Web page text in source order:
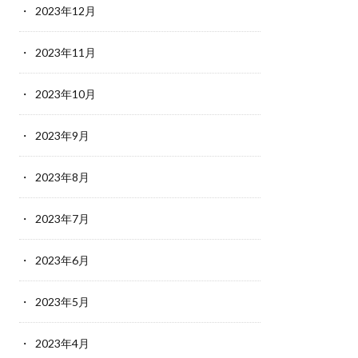
2023年12月
2023年11月
2023年10月
2023年9月
2023年8月
2023年7月
2023年6月
2023年5月
2023年4月